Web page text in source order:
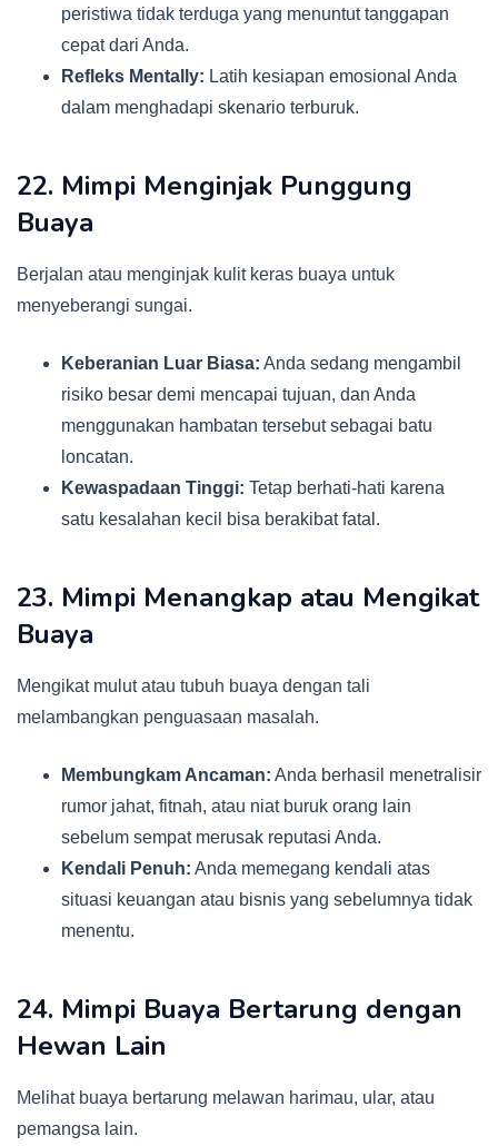
peristiwa tidak terduga yang menuntut tanggapan
cepat dari Anda.
Refleks Mentally: Latih kesiapan emosional Anda
dalam menghadapi skenario terburuk.
22. Mimpi Menginjak Punggung
Buaya
Berjalan atau menginjak kulit keras buaya untuk
menyeberangi sungai.
Keberanian Luar Biasa: Anda sedang mengambil
risiko besar demi mencapai tujuan, dan Anda
menggunakan hambatan tersebut sebagai batu
loncatan.
Kewaspadaan Tinggi: Tetap berhati-hati karena
satu kesalahan kecil bisa berakibat fatal.
23. Mimpi Menangkap atau Mengikat
Buaya
Mengikat mulut atau tubuh buaya dengan tali
melambangkan penguasaan masalah.
Membungkam Ancaman: Anda berhasil menetralisir
rumor jahat, fitnah, atau niat buruk orang lain
sebelum sempat merusak reputasi Anda.
Kendali Penuh: Anda memegang kendali atas
situasi keuangan atau bisnis yang sebelumnya tidak
menentu.
24. Mimpi Buaya Bertarung dengan
Hewan Lain
Melihat buaya bertarung melawan harimau, ular, atau
pemangsa lain.